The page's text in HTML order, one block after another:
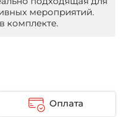
мероприятий.
комплекте.
Оплата